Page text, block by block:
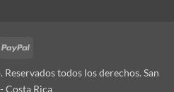
PayPal
todos los derechos. San
- Costa Rica